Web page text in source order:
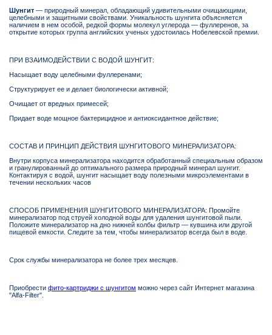
Шунгит — природный минерал, обладающий удивительными очищающими,
целебными и защитными свойствами. Уникальность шунгита объясняется
наличием в нем особой, редкой формы молекул углерода — фуллеренов, за
открытие которых группа английских ученых удостоилась Нобелевской премии.
ПРИ ВЗАИМОДЕЙСТВИИ С ВОДОЙ ШУНГИТ:
Насыщает воду целебными фуллеренами;
Структурирует ее и делает биологически активной;
Очищает от вредных примесей;
Придает воде мощное бактерицидное и антиоксидантное действие;
СОСТАВ И ПРИНЦИП ДЕЙСТВИЯ ШУНГИТОВОГО МИНЕРАЛИЗАТОРА:
Внутри корпуса минерализатора находится обработанный специальным образом
и гранулированный до оптимального размера природный минерал шунгит.
Контактируя с водой, шунгит насыщает воду полезными микроэлементами в
течении нескольких часов
СПОСОБ ПРИМЕНЕНИЯ ШУНГИТОВОГО МИНЕРАЛИЗАТОРА: Промойте
минерализатор под струей холодной воды для удаления шунгитовой пыли.
Положите минерализатор на дно нижней колбы фильтр — кувшина или другой
пищевой емкости. Следите за тем, чтобы минерализатор всегда был в воде.
Срок службы минерализатора не более трех месяцев.
Приобрести фито-картриджи с шунгитом можно через сайт Интернет магазина
"Alfa-Filter".